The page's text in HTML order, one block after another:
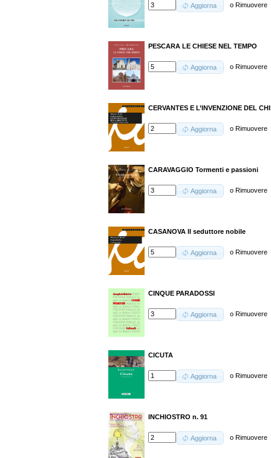
Aggiorna oRimuovere
PESCARA LE CHIESE NEL TEMPO
Aggiorna oRimuovere
CERVANTES E L’INVENZIONE DEL
Aggiorna oRimuovere
CARAVAGGIO Tormenti e passioni
Aggiorna oRimuovere
CASANOVA Il seduttore nobile
Aggiorna oRimuovere
CINQUE PARADOSSI
Aggiorna oRimuovere
CICUTA
Aggiorna oRimuovere
INCHIOSTRO n. 91
Aggiorna oRimuovere